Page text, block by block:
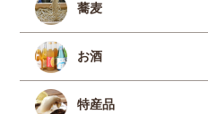
蕎麦
お酒
特産品